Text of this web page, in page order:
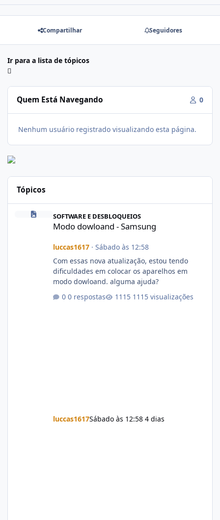
Compartilhar Seguidores
Ir para a lista de tópicos
Quem Está Navegando 0
Nenhum usuário registrado visualizando esta página.
Tópicos
SOFTWARE E DESBLOQUEIOS
Modo dowloand - Samsung
luccas1617· Sábado às 12:58
Com essas nova atualização, estou tendo
dificuldades em colocar os aparelhos em
modo dowloand. alguma ajuda?
0 respostas
1115 visualizações
luccas1617Sábado às 12:58 4 dias